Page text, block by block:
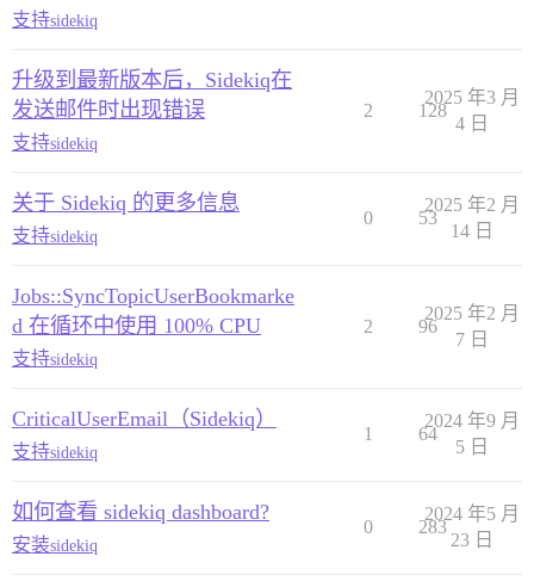
支持sidekiq
升级到最新版本后，Sidekiq在
发送邮件时出现错误
支持sidekiq
2 128
2025 年3 月
4 日
关于 Sidekiq 的更多信息
支持sidekiq
0 53
2025 年2 月
14 日
Jobs::SyncTopicUserBookmarke
d 在循环中使用 100% CPU
支持sidekiq
2 96
2025 年2 月
7 日
CriticalUserEmail（Sidekiq）
支持sidekiq
1 64
2024 年9 月
5 日
如何查看 sidekiq dashboard?
安装sidekiq
0 283
2024 年5 月
23 日